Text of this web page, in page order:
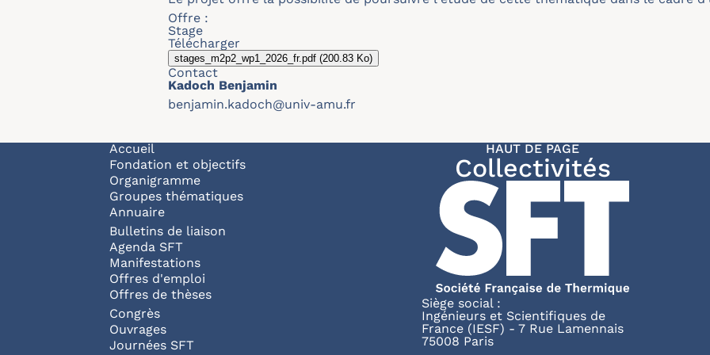
Offre :
Stage
Télécharger
stages_m2p2_wp1_2026_fr.pdf (200.83 Ko)
Contact
Kadoch Benjamin
benjamin.kadoch@univ-amu.fr
Navigation principale
Accueil
Fondation et objectifs
Organigramme
Groupes thématiques
Annuaire
Bulletins de liaison
Agenda SFT
Manifestations
Offres d'emploi
Offres de thèses
Congrès
Ouvrages
Journées SFT
HAUT DE PAGE
Collectivités
Siège social :
Ingénieurs et Scientifiques de
France (IESF) - 7 Rue Lamennais
75008 Paris